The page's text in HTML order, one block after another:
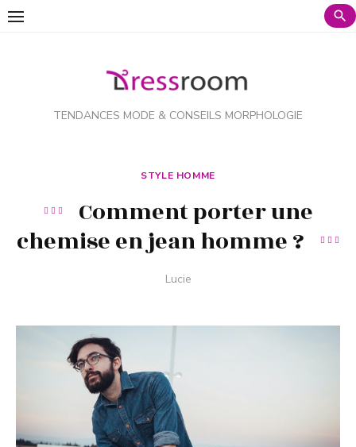
Voir
TENDANCES MODE & CONSEILS MORPHOLOGIE
STYLE HOMME
Comment porter une
chemise en jean homme ?
Auteur
Lucie